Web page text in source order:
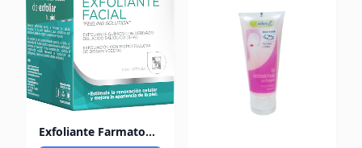
Exfoliante Farmatodo Facial Peeling Solutions x 30 gr